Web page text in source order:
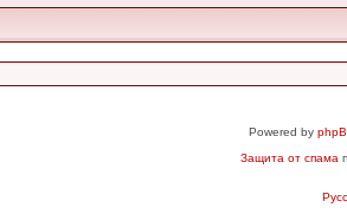
Powered by
Защита от спама